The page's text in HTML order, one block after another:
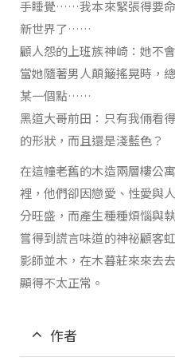
手睡覺……我本來緊張得要
新世界了……
顧人怨的上班族神崎：她不
當她隨著男人顛簸搖晃時，
某一個點……
黑道大哥前田：只有我倆看
的形狀，而且還是淺藍色？
在這幢老舊的木造兩層樓公
裡，他們卻因戀愛、性愛與
分旺盛，而產生種種煩惱與
嘗得到謊言味道的神祕顧客
影師並木，在木暮莊來來去
顯得不太正常。
作者